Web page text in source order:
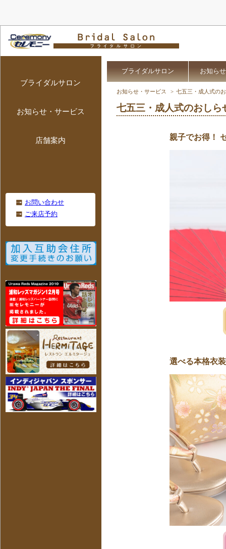
ブライダルサロン
お知らせ・サービス
店舗案内
お問い合わせ
ご来店予約
ブライダルサロン お知ら
お知らせ・サービス 七五三・成人式の
七五三・成人式のおしら
親子でお得！
選べる本格衣